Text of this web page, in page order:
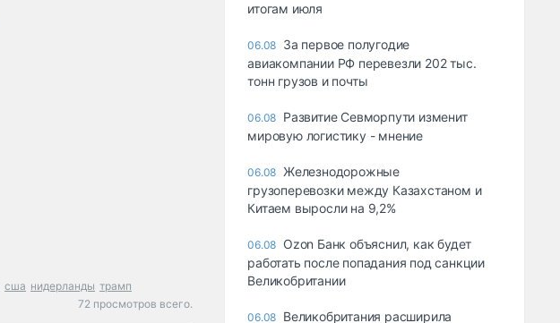
сша нидерланды трамп
72 просмотров всего.
итогам июля
06.08 За первое полугодие
авиакомпании РФ перевезли 202 тыс.
тонн грузов и почты
06.08 Развитие Севморпути изменит
мировую логистику - мнение
06.08 Железнодорожные
грузоперевозки между Казахстаном и
Китаем выросли на 9,2%
06.08 Ozon Банк объяснил, как будет
работать после попадания под санкции
Великобритании
06.08 Великобритания расширила